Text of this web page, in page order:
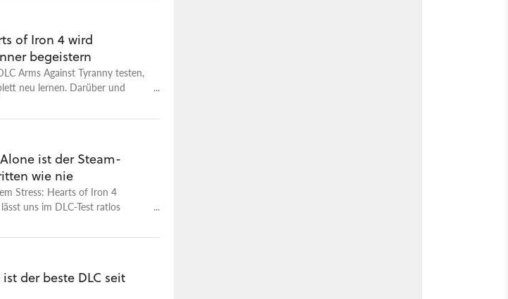
of Iron 4 wird
begeistern
Arms Against Tyranny testen,
neu lernen. Darüber und
ist der Steam-
wie nie
Stress: Hearts of Iron 4
uns im DLC-Test ratlos
der beste DLC seit